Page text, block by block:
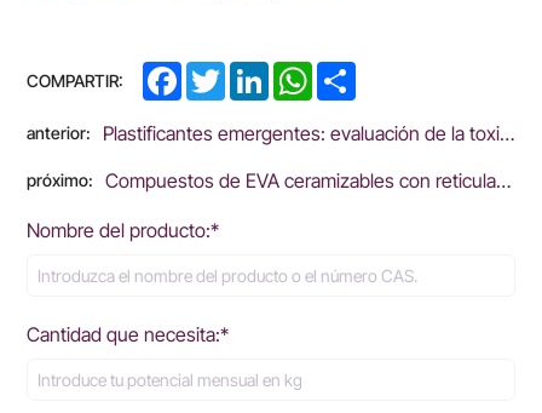
COMPARTIR: Facebook
TwitterLinkedInWhatsApp
anterior: Plastificantes emergentes: evaluación de la toxicidad y los riesgos ambientales
próximo: Compuestos de EVA ceramizables con reticulación 3D
Nombre del producto:*
Cantidad que necesita:*